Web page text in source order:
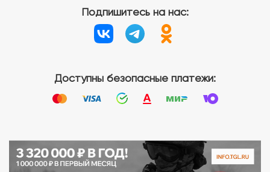
Подпишитесь на нас:
Доступны безопасные платежи: